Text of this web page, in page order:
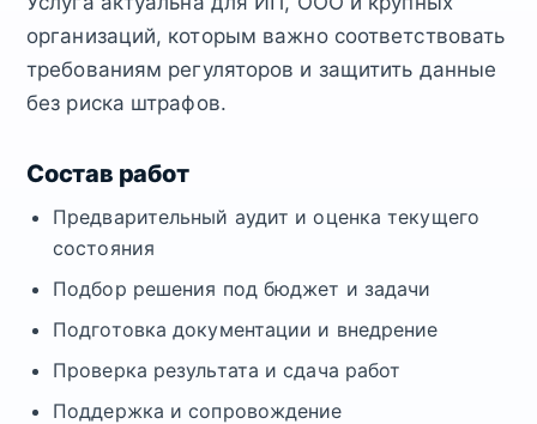
организаций, которым важно соответствовать
требованиям регуляторов и защитить данные
без риска штрафов.
Состав работ
Предварительный аудит и оценка текущего
состояния
Подбор решения под бюджет и задачи
Подготовка документации и внедрение
Проверка результата и сдача работ
Поддержка и сопровождение